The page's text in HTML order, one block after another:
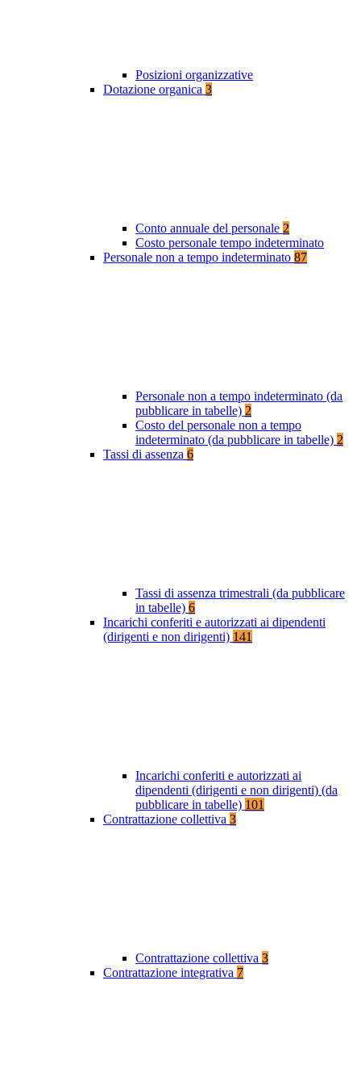
Posizioni organizzative
Dotazione organica 3
Conto annuale del personale 2
Costo personale tempo indeterminato
Personale non a tempo indeterminato 87
Personale non a tempo indeterminato (da
pubblicare in tabelle) 2
Costo del personale non a tempo
indeterminato (da pubblicare in tabelle) 2
Tassi di assenza 6
Tassi di assenza trimestrali (da pubblicare
in tabelle) 6
Incarichi conferiti e autorizzati ai dipendenti
(dirigenti e non dirigenti) 141
Incarichi conferiti e autorizzati ai
dipendenti (dirigenti e non dirigenti) (da
pubblicare in tabelle) 101
Contrattazione collettiva 3
Contrattazione collettiva 3
Contrattazione integrativa 7